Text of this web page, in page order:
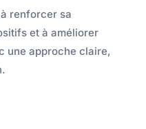
renforcer sa
et à améliorer
une approche claire,